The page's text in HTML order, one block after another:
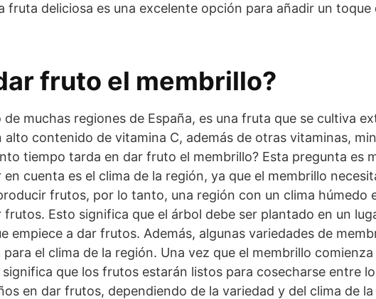
deliciosa es una excelente opción para añadir un toque
fruto el membrillo?
muchas regiones de España, es una fruta que se cultiva
contenido de vitamina C, además de otras vitaminas,
tiempo tarda en dar fruto el membrillo? Esta pregunta es
cuenta es el clima de la región, ya que el membrillo
frutos, por lo tanto, una región con un clima húmedo
Esto significa que el árbol debe ser plantado en un
empiece a dar frutos. Además, algunas variedades de
el clima de la región. Una vez que el membrillo
que los frutos estarán listos para cosecharse entre
en dar frutos, dependiendo de la variedad y del clima de